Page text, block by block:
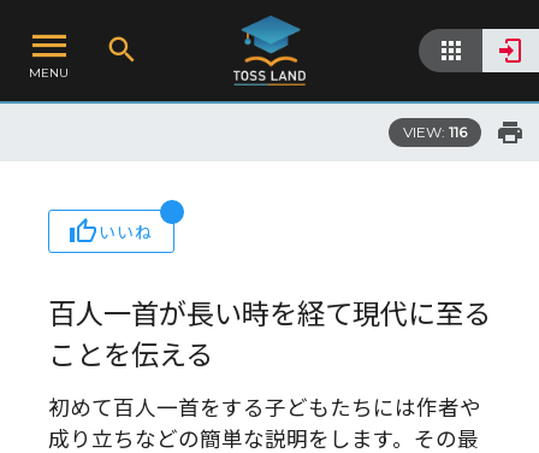
MENU
VIEW: 116
いいね
百人一首が長い時を経て現代に至る
ことを伝える
初めて百人一首をする子どもたちには作者や
成り立ちなどの簡単な説明をします。その最